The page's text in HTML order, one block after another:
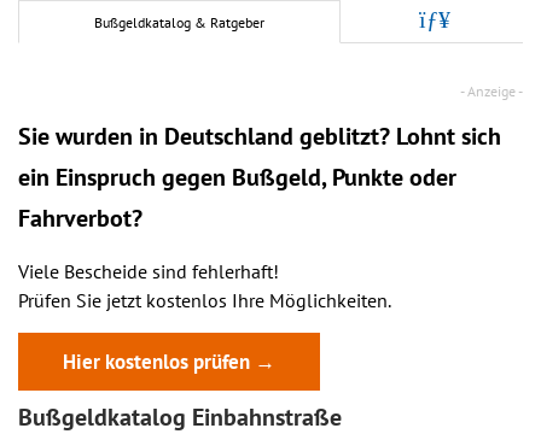
Bußgeldkatalog & Ratgeber
Sie wurden in Deutschland geblitzt? Lohnt sich
ein Einspruch gegen Bußgeld, Punkte oder
Fahrverbot?
Viele Bescheide sind fehlerhaft!
Prüfen Sie jetzt kostenlos Ihre Möglichkeiten.
Hier kostenlos prüfen →
Bußgeldkatalog Einbahnstraße